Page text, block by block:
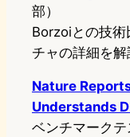
部）
Borzoiとの技術
チャの詳細を解
Nature
Understands
ベンチマーク